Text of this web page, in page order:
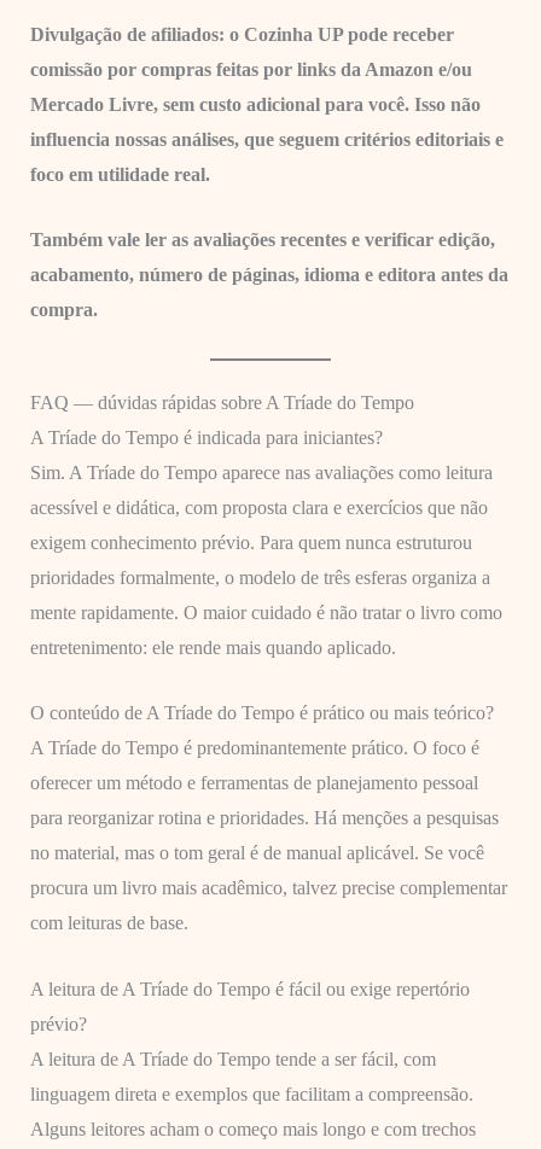
Divulgação de afiliados: o Cozinha UP pode receber
comissão por compras feitas por links da Amazon e/ou
Mercado Livre, sem custo adicional para você. Isso não
influencia nossas análises, que seguem critérios editoriais e
foco em utilidade real.
Também vale ler as avaliações recentes e verificar edição,
acabamento, número de páginas, idioma e editora antes da
compra.
FAQ — dúvidas rápidas sobre A Tríade do Tempo
A Tríade do Tempo é indicada para iniciantes?
Sim. A Tríade do Tempo aparece nas avaliações como leitura
acessível e didática, com proposta clara e exercícios que não
exigem conhecimento prévio. Para quem nunca estruturou
prioridades formalmente, o modelo de três esferas organiza a
mente rapidamente. O maior cuidado é não tratar o livro como
entretenimento: ele rende mais quando aplicado.
O conteúdo de A Tríade do Tempo é prático ou mais teórico?
A Tríade do Tempo é predominantemente prático. O foco é
oferecer um método e ferramentas de planejamento pessoal
para reorganizar rotina e prioridades. Há menções a pesquisas
no material, mas o tom geral é de manual aplicável. Se você
procura um livro mais acadêmico, talvez precise complementar
com leituras de base.
A leitura de A Tríade do Tempo é fácil ou exige repertório
prévio?
A leitura de A Tríade do Tempo tende a ser fácil, com
linguagem direta e exemplos que facilitam a compreensão.
Alguns leitores acham o começo mais longo e com trechos